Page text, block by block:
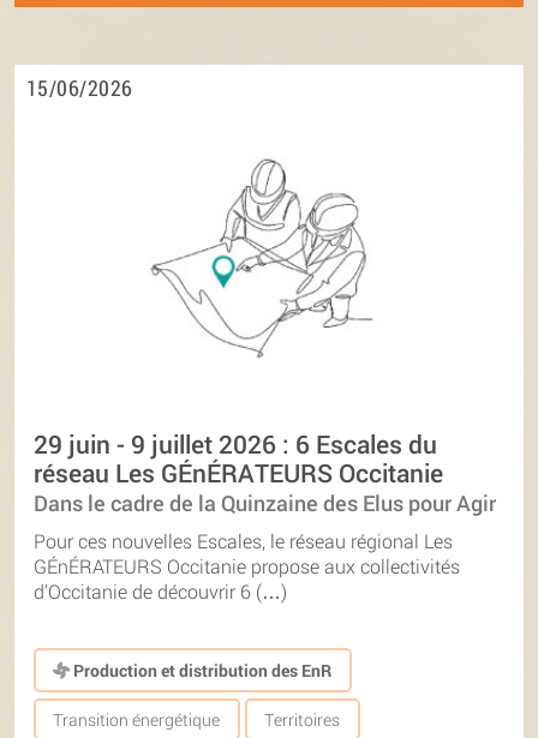
15/06/2026
29 juin - 9 juillet 2026 : 6 Escales du
réseau Les GÉnÉRATEURS Occitanie
Dans le cadre de la Quinzaine des Elus pour Agir
Pour ces nouvelles Escales, le réseau régional Les
GÉnÉRATEURS Occitanie propose aux collectivités
d’Occitanie de découvrir 6 (…)
Production et distribution des EnR
Transition énergétique Territoires